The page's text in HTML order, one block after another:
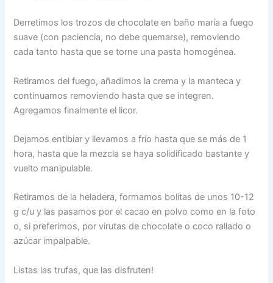
Derretimos los trozos de chocolate en baño maría a fuego
suave (con paciencia, no debe quemarse), removiendo
cada tanto hasta que se torne una pasta homogénea.
Retiramos del fuego, añadimos la crema y la manteca y
continuamos removiendo hasta que se integren.
Agregamos finalmente el licor.
Dejamos entibiar y llevamos a frío hasta que se más de 1
hora, hasta que la mezcla se haya solidificado bastante y
vuelto manipulable.
Retiramos de la heladera, formamos bolitas de unos 10-12
g c/u y las pasamos por el cacao en polvo como en la foto
o, si preferimos, por virutas de chocolate o coco rallado o
azúcar impalpable.
Listas las trufas, que las disfruten!